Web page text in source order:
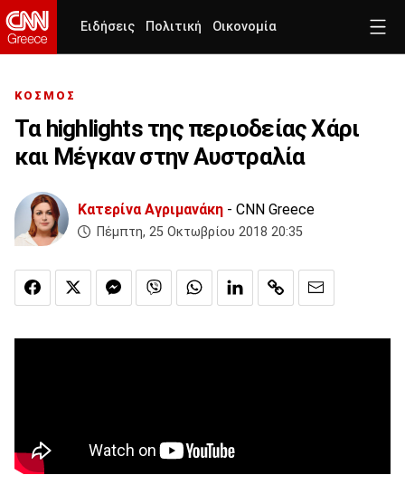
Ειδήσεις Πολιτική Οικονομία
ΚΟΣΜΟΣ
Τα highlights της περιοδείας Χάρι
και Μέγκαν στην Αυστραλία
Κατερίνα Αγριμανάκη - CNN Greece
Πέμπτη, 25 Οκτωβρίου 2018 20:35